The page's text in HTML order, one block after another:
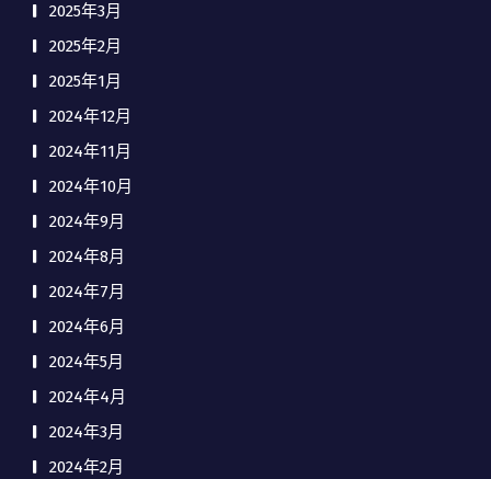
2025年3月
2025年2月
2025年1月
2024年12月
2024年11月
2024年10月
2024年9月
2024年8月
2024年7月
2024年6月
2024年5月
2024年4月
2024年3月
2024年2月